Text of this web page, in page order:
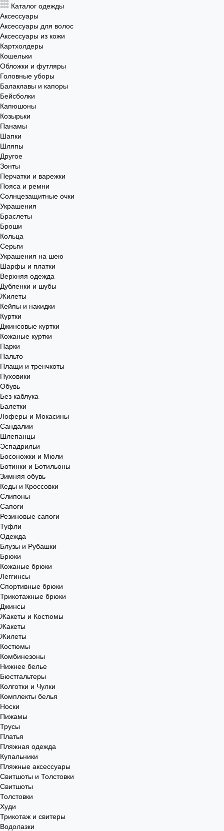
Каталог одежды
Аксессуары
Аксессуары для волос
Аксессуары из кожи
Картхолдеры
Кошельки
Обложки и футляры
Головные уборы
Балаклавы и капоры
Бейсболки
Капюшоны
Козырьки
Панамы
Шапки
Шляпы
Другое
Зонты
Перчатки и варежки
Пояса и ремни
Солнцезащитные очки
Украшения
Браслеты
Броши
Кольца
Серьги
Украшения на шею
Шарфы и платки
Верхняя одежда
Дубленки и шубы
Жилеты
Кейпы и накидки
Куртки
Джинсовые куртки
Кожаные куртки
Парки
Пальто
Плащи и тренчкоты
Пуховики
Обувь
Без каблука
Балетки
Лоферы и Мокасины
Сандалии
Шлепанцы
Эспадрильи
Босоножки и Мюли
Ботинки и Ботильоны
Зимняя обувь
Кеды и Кроссовки
Слипоны
Сапоги
Резиновые сапоги
Туфли
Одежда
Блузы и Рубашки
Брюки
Кожаные брюки
Леггинсы
Спортивные брюки
Трикотажные брюки
Джинсы
Жакеты и Костюмы
Жакеты
Жилеты
Костюмы
Комбинезоны
Нижнее белье
Бюстгальтеры
Колготки и Чулки
Комплекты белья
Носки
Пижамы
Трусы
Платья
Пляжная одежда
Купальники
Пляжные аксессуары
Свитшоты и Толстовки
Свитшоты
Толстовки
Худи
Трикотаж и свитеры
Водолазки